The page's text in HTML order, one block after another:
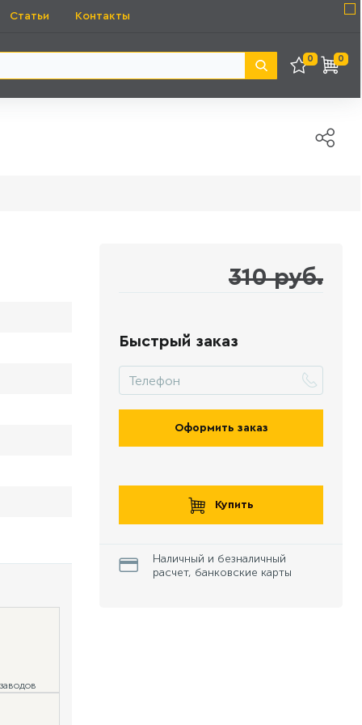
Статьи Контакты
0 0
310 руб.
Быстрый заказ
Оформить заказ
Купить
Наличный и безналичный
расчет, банковские карты